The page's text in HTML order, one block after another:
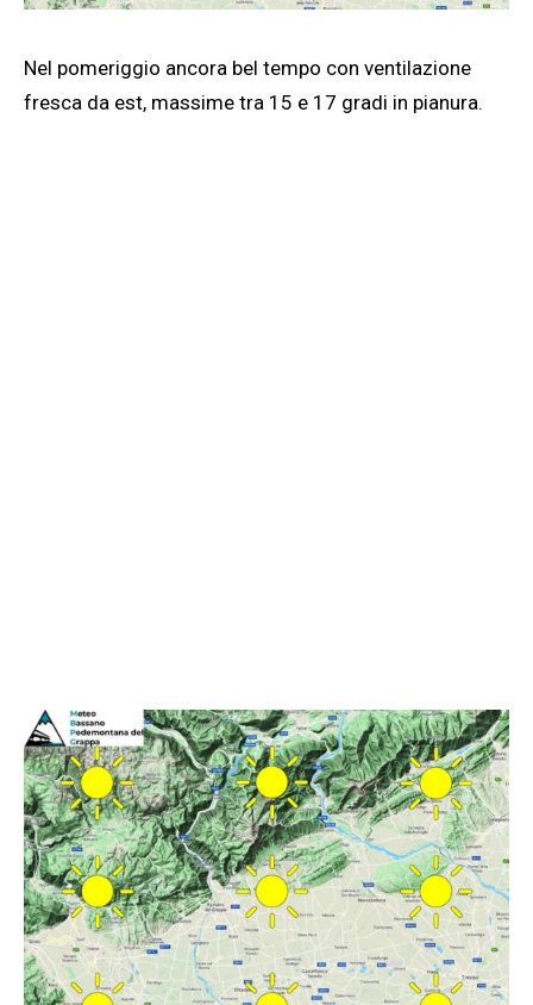
Nel pomeriggio ancora bel tempo con ventilazione
fresca da est, massime tra 15 e 17 gradi in pianura.